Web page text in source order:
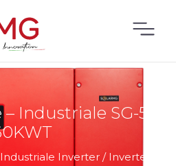
Industriale SG-50-
Industriale Inverter / Inverter